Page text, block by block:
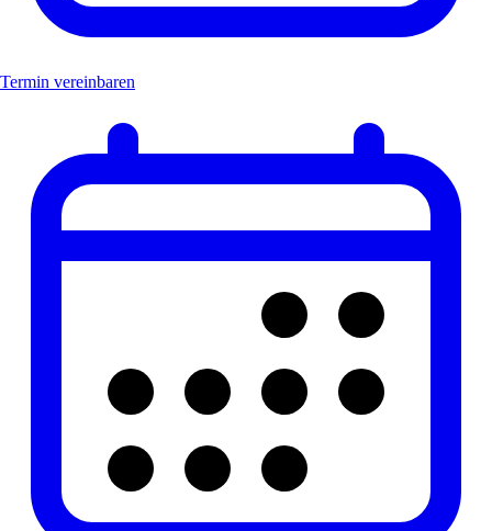
Termin vereinbaren